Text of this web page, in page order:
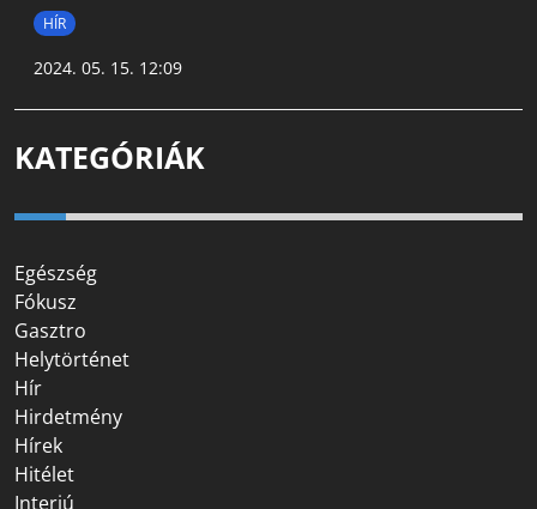
HÍR
2024. 05. 15. 12:09
KATEGÓRIÁK
Egészség
Fókusz
Gasztro
Helytörténet
Hír
Hirdetmény
Hírek
Hitélet
Interjú